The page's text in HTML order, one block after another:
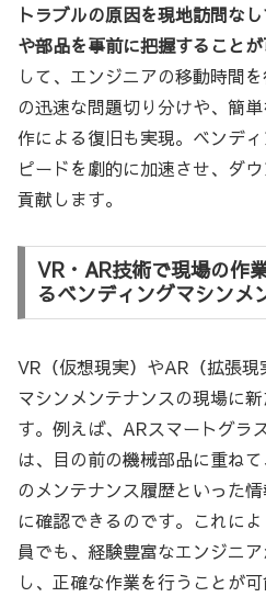
トラブルの原因を現地訪問な
や部品を事前に把握することが
して、エンジニアの移動時間
の迅速な問題切り分けや、簡
作による復旧も実現。ベンデ
ピードを劇的に加速させ、ダ
貢献します。
VR・AR技術で現場の作
るベンディングマシンメ
VR（仮想現実）やAR（拡張
マシンメンテナンスの現場に
す。例えば、ARスマートグラ
は、目の前の機械部品に重ね
のメンテナンス履歴といった
に確認できるのです。これに
員でも、経験豊富なエンジニ
し、正確な作業を行うことが